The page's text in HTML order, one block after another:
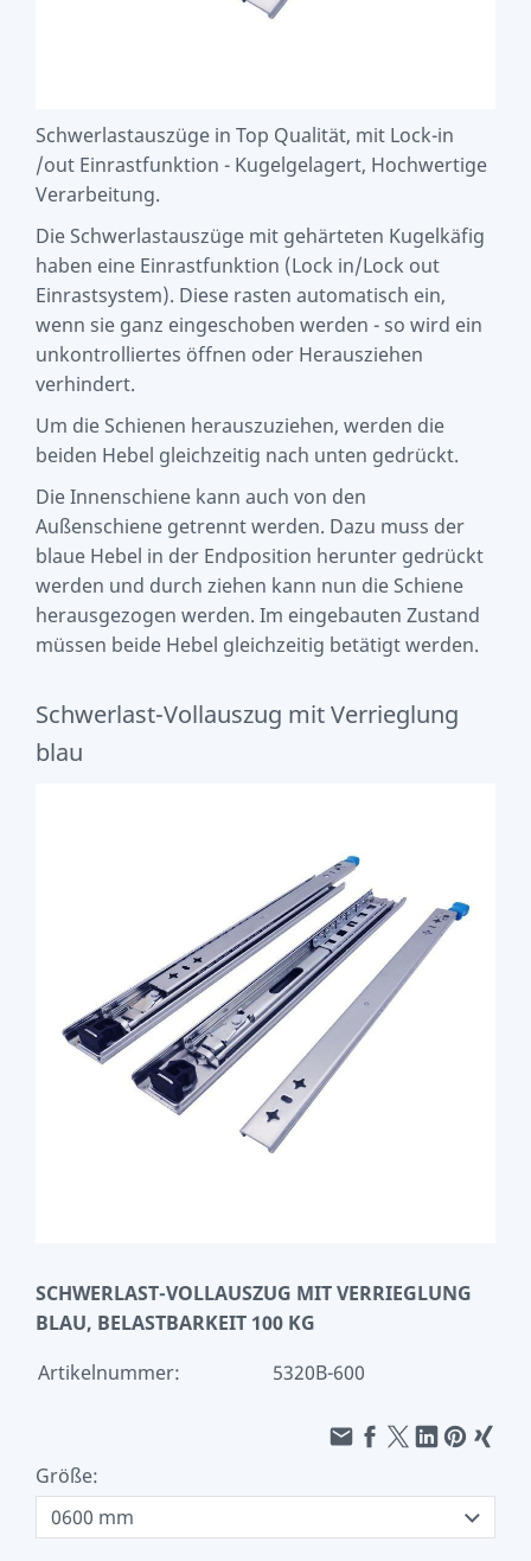
Schwerlastauszüge in Top Qualität, mit Lock-in
/out Einrastfunktion - Kugelgelagert, Hochwertige
Verarbeitung.
Die Schwerlastauszüge mit gehärteten Kugelkäfig
haben eine Einrastfunktion (Lock in/Lock out
Einrastsystem). Diese rasten automatisch ein,
wenn sie ganz eingeschoben werden - so wird ein
unkontrolliertes öffnen oder Herausziehen
verhindert.
Um die Schienen herauszuziehen, werden die
beiden Hebel gleichzeitig nach unten gedrückt.
Die Innenschiene kann auch von den
Außenschiene getrennt werden. Dazu muss der
blaue Hebel in der Endposition herunter gedrückt
werden und durch ziehen kann nun die Schiene
herausgezogen werden. Im eingebauten Zustand
müssen beide Hebel gleichzeitig betätigt werden.
Schwerlast-Vollauszug mit Verrieglung
blau
SCHWERLAST-VOLLAUSZUG MIT VERRIEGLUNG
BLAU, BELASTBARKEIT 100 KG
Artikelnummer:
5320B-600
Größe: